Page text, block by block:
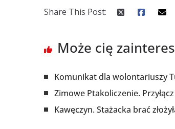
Share This Post:
Może cię
Komunikat dla wolontariuszy
Zimowe Ptakoliczenie.
Kawęczyn. Stażacka brać